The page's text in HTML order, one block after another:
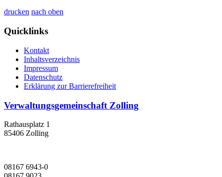
drucken nach oben
Quicklinks
Kontakt
Inhaltsverzeichnis
Impressum
Datenschutz
Erklärung zur Barrierefreiheit
Verwaltungsgemeinschaft Zolling
Rathausplatz 1
85406 Zolling
08167 6943-0